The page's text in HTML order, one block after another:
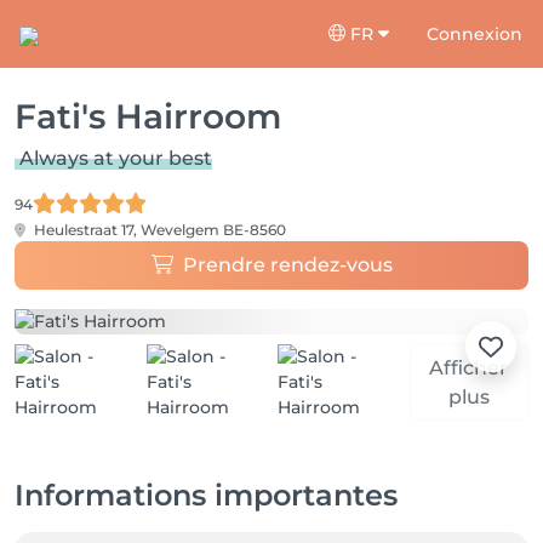
FR Connexion
Fati's Hairroom
Always at your best
94
Heulestraat 17, Wevelgem BE-8560
Prendre rendez-vous
Afficher
plus
Informations importantes